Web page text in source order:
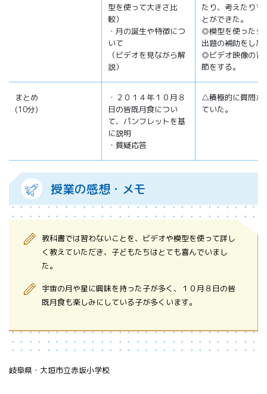
型を使って大きさ比
較）
・月の誕生や特徴につ
いて
（ビデオを見ながら解
説）
たり、考えたりす
とができた。
◎模型を使ったク
出題の補助をした
◎ビデオ映像の音
節をする。
まとめ
(10分)
・２０１４年１０月８
日の皆既月食につい
て、パンフレットを基
に説明
・質疑応答
△積極的に質問が
ていた。
授業の感想・メモ
教科書では習わないことを、ビデオや模型を使って詳し
く教えていただき、子どもたちはとても喜んでいまし
た。
宇宙の月や星に興味を持った子が多く、１０月８日の皆
既月食も楽しみにしている子が多くいます。
岐阜県・大垣市立赤坂小学校